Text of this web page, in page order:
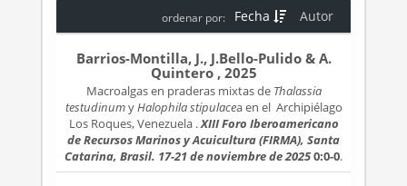
Autor
Fecha
ordenar por:
Barrios-Montilla, J., J.Bello-Pulido & A.
Quintero , 2025
Macroalgas en praderas mixtas de Thalassia
testudinumyHalophila stipulacea en el Archipiélago
Los Roques, Venezuela .XIII Foro Iberoamericano
de Recursos Marinos y Acuicultura (FIRMA), Santa
Catarina, Brasil. 17-21 de noviembre de 20250:0-0.